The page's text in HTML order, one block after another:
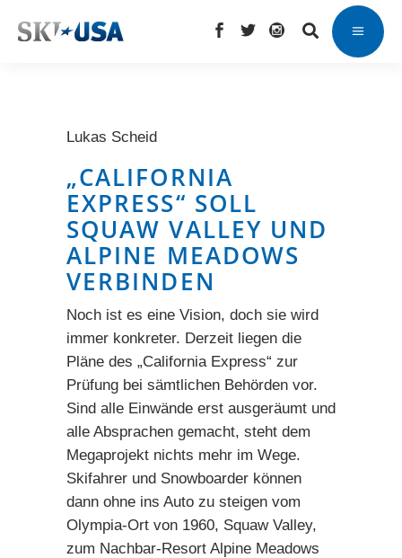
Lukas Scheid
„CALIFORNIA
EXPRESS“ SOLL
SQUAW VALLEY UND
ALPINE MEADOWS
VERBINDEN
Noch ist es eine Vision, doch sie wird
immer konkreter. Derzeit liegen die
Pläne des „California Express“ zur
Prüfung bei sämtlichen Behörden vor.
Sind alle Einwände erst ausgeräumt und
alle Absprachen gemacht, steht dem
Megaprojekt nichts mehr im Wege.
Skifahrer und Snowboarder können
dann ohne ins Auto zu steigen vom
Olympia-Ort von 1960, Squaw Valley,
zum Nachbar-Resort Alpine Meadows